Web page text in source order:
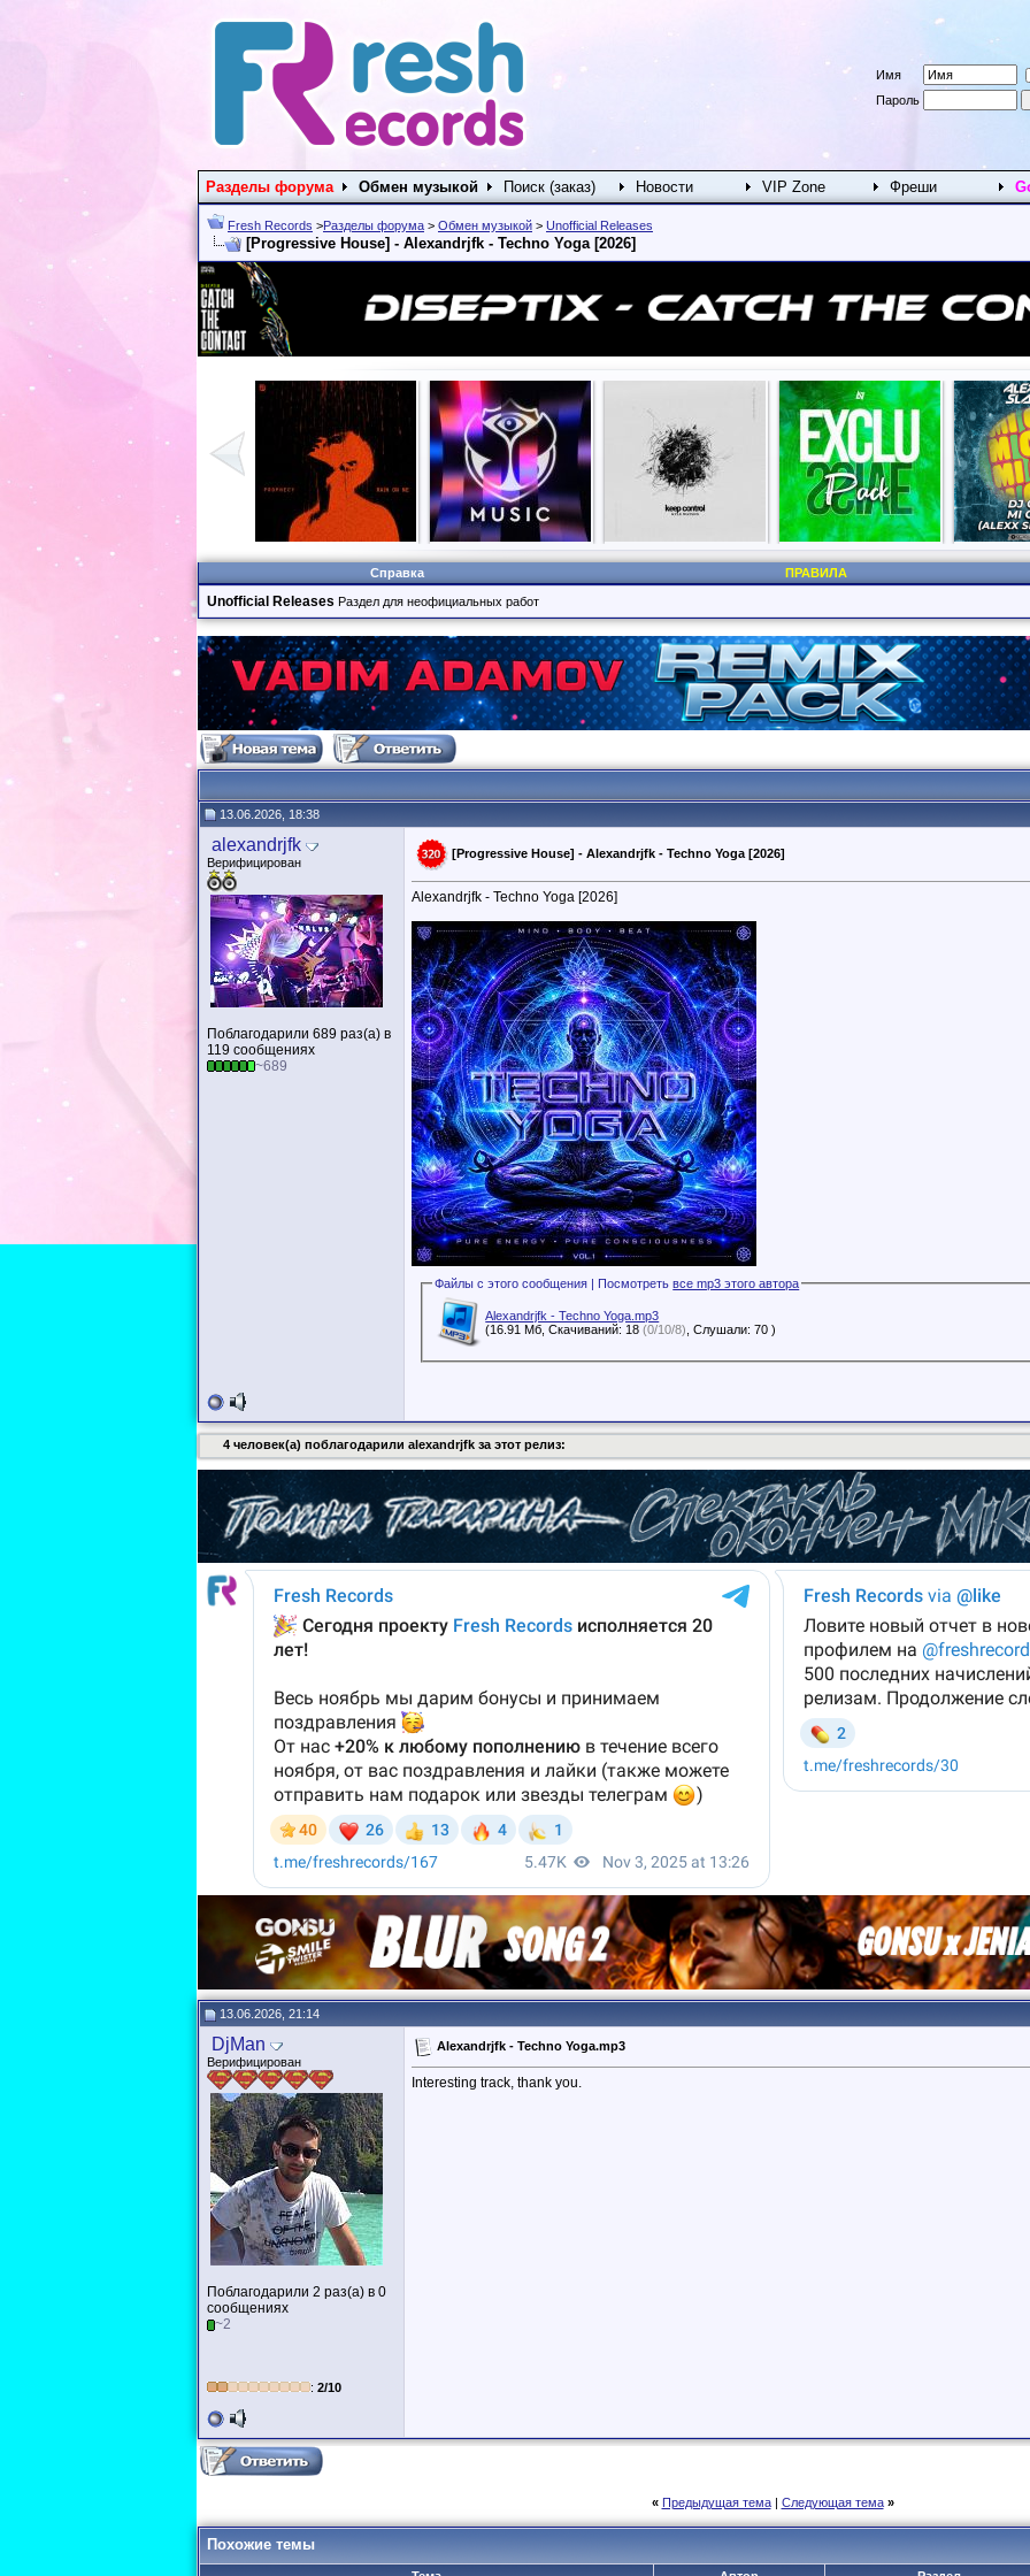
Имя
Пароль
Разделы форума Обмен музыкой Поиск (заказ) Новости VIP Zone Фреши
Fresh Records >Разделы форума > Обмен музыкой > Unofficial Releases
[Progressive House] - Alexandrjfk - Techno Yoga [2026]
Справка ПРАВИЛА
Unofficial Releases Раздел для неофициальных работ
13.06.2026, 18:38
alexandrjfk
Верифицирован
Поблагодарили 689 раз(а) в
119 сообщениях
~689
[Progressive House] - Alexandrjfk - Techno Yoga [2026]
Alexandrjfk - Techno Yoga [2026]
Файлы с этого сообщения | Посмотретьвсе mp3 этого автора
Alexandrjfk - Techno Yoga.mp3
(16.91 Мб, Скачиваний: 18(0/10/8) , Слушали: 70 )
4 человек(а) поблагодарили alexandrjfk за этот релиз:
13.06.2026, 21:14
DjMan
Верифицирован
Поблагодарили 2 раз(а) в 0
сообщениях
~2
: 2/10
Alexandrjfk - Techno Yoga.mp3
Interesting track, thank you.
« Предыдущая тема| Следующая тема »
Похожие темы